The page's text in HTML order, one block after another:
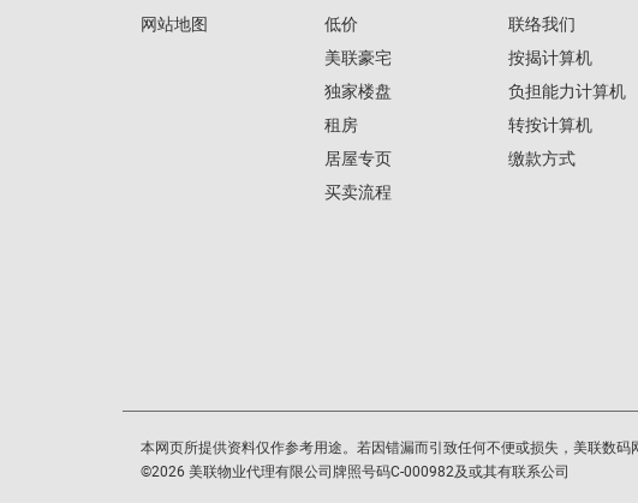
网站地图
低价
美联豪宅
独家楼盘
租房
居屋专页
买卖流程
联络我们
按揭计算机
负担能力计算机
转按计算机
缴款方式
本网页所提供资料仅作参考用途。若因错漏而引致任何不便或损失，美联数码
©2026 美联物业代理有限公司牌照号码C-000982及或其有联系公司